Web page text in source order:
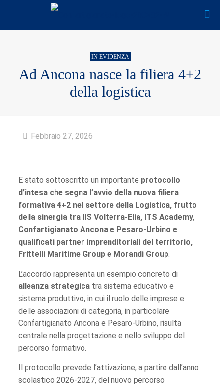
IN EVIDENZA
Ad Ancona nasce la filiera 4+2
della logistica
Febbraio 27, 2026
È stato sottoscritto un importante protocollo
d’intesa che segna l’avvio della nuova filiera
formativa 4+2 nel settore della Logistica, frutto
della sinergia tra IIS Volterra-Elia, ITS Academy,
Confartigianato Ancona e Pesaro-Urbino e
qualificati partner imprenditoriali del territorio,
Frittelli Maritime Group e Morandi Group.
L’accordo rappresenta un esempio concreto di
alleanza strategicatra sistema educativo e
sistema produttivo, in cui il ruolo delle imprese e
delle associazioni di categoria, in particolare
Confartigianato Ancona e Pesaro-Urbino, risulta
centrale nella progettazione e nello sviluppo del
percorso formativo.
Il protocollo prevede l’attivazione, a partire dall’anno
scolastico 2026-2027, del nuovo percorso